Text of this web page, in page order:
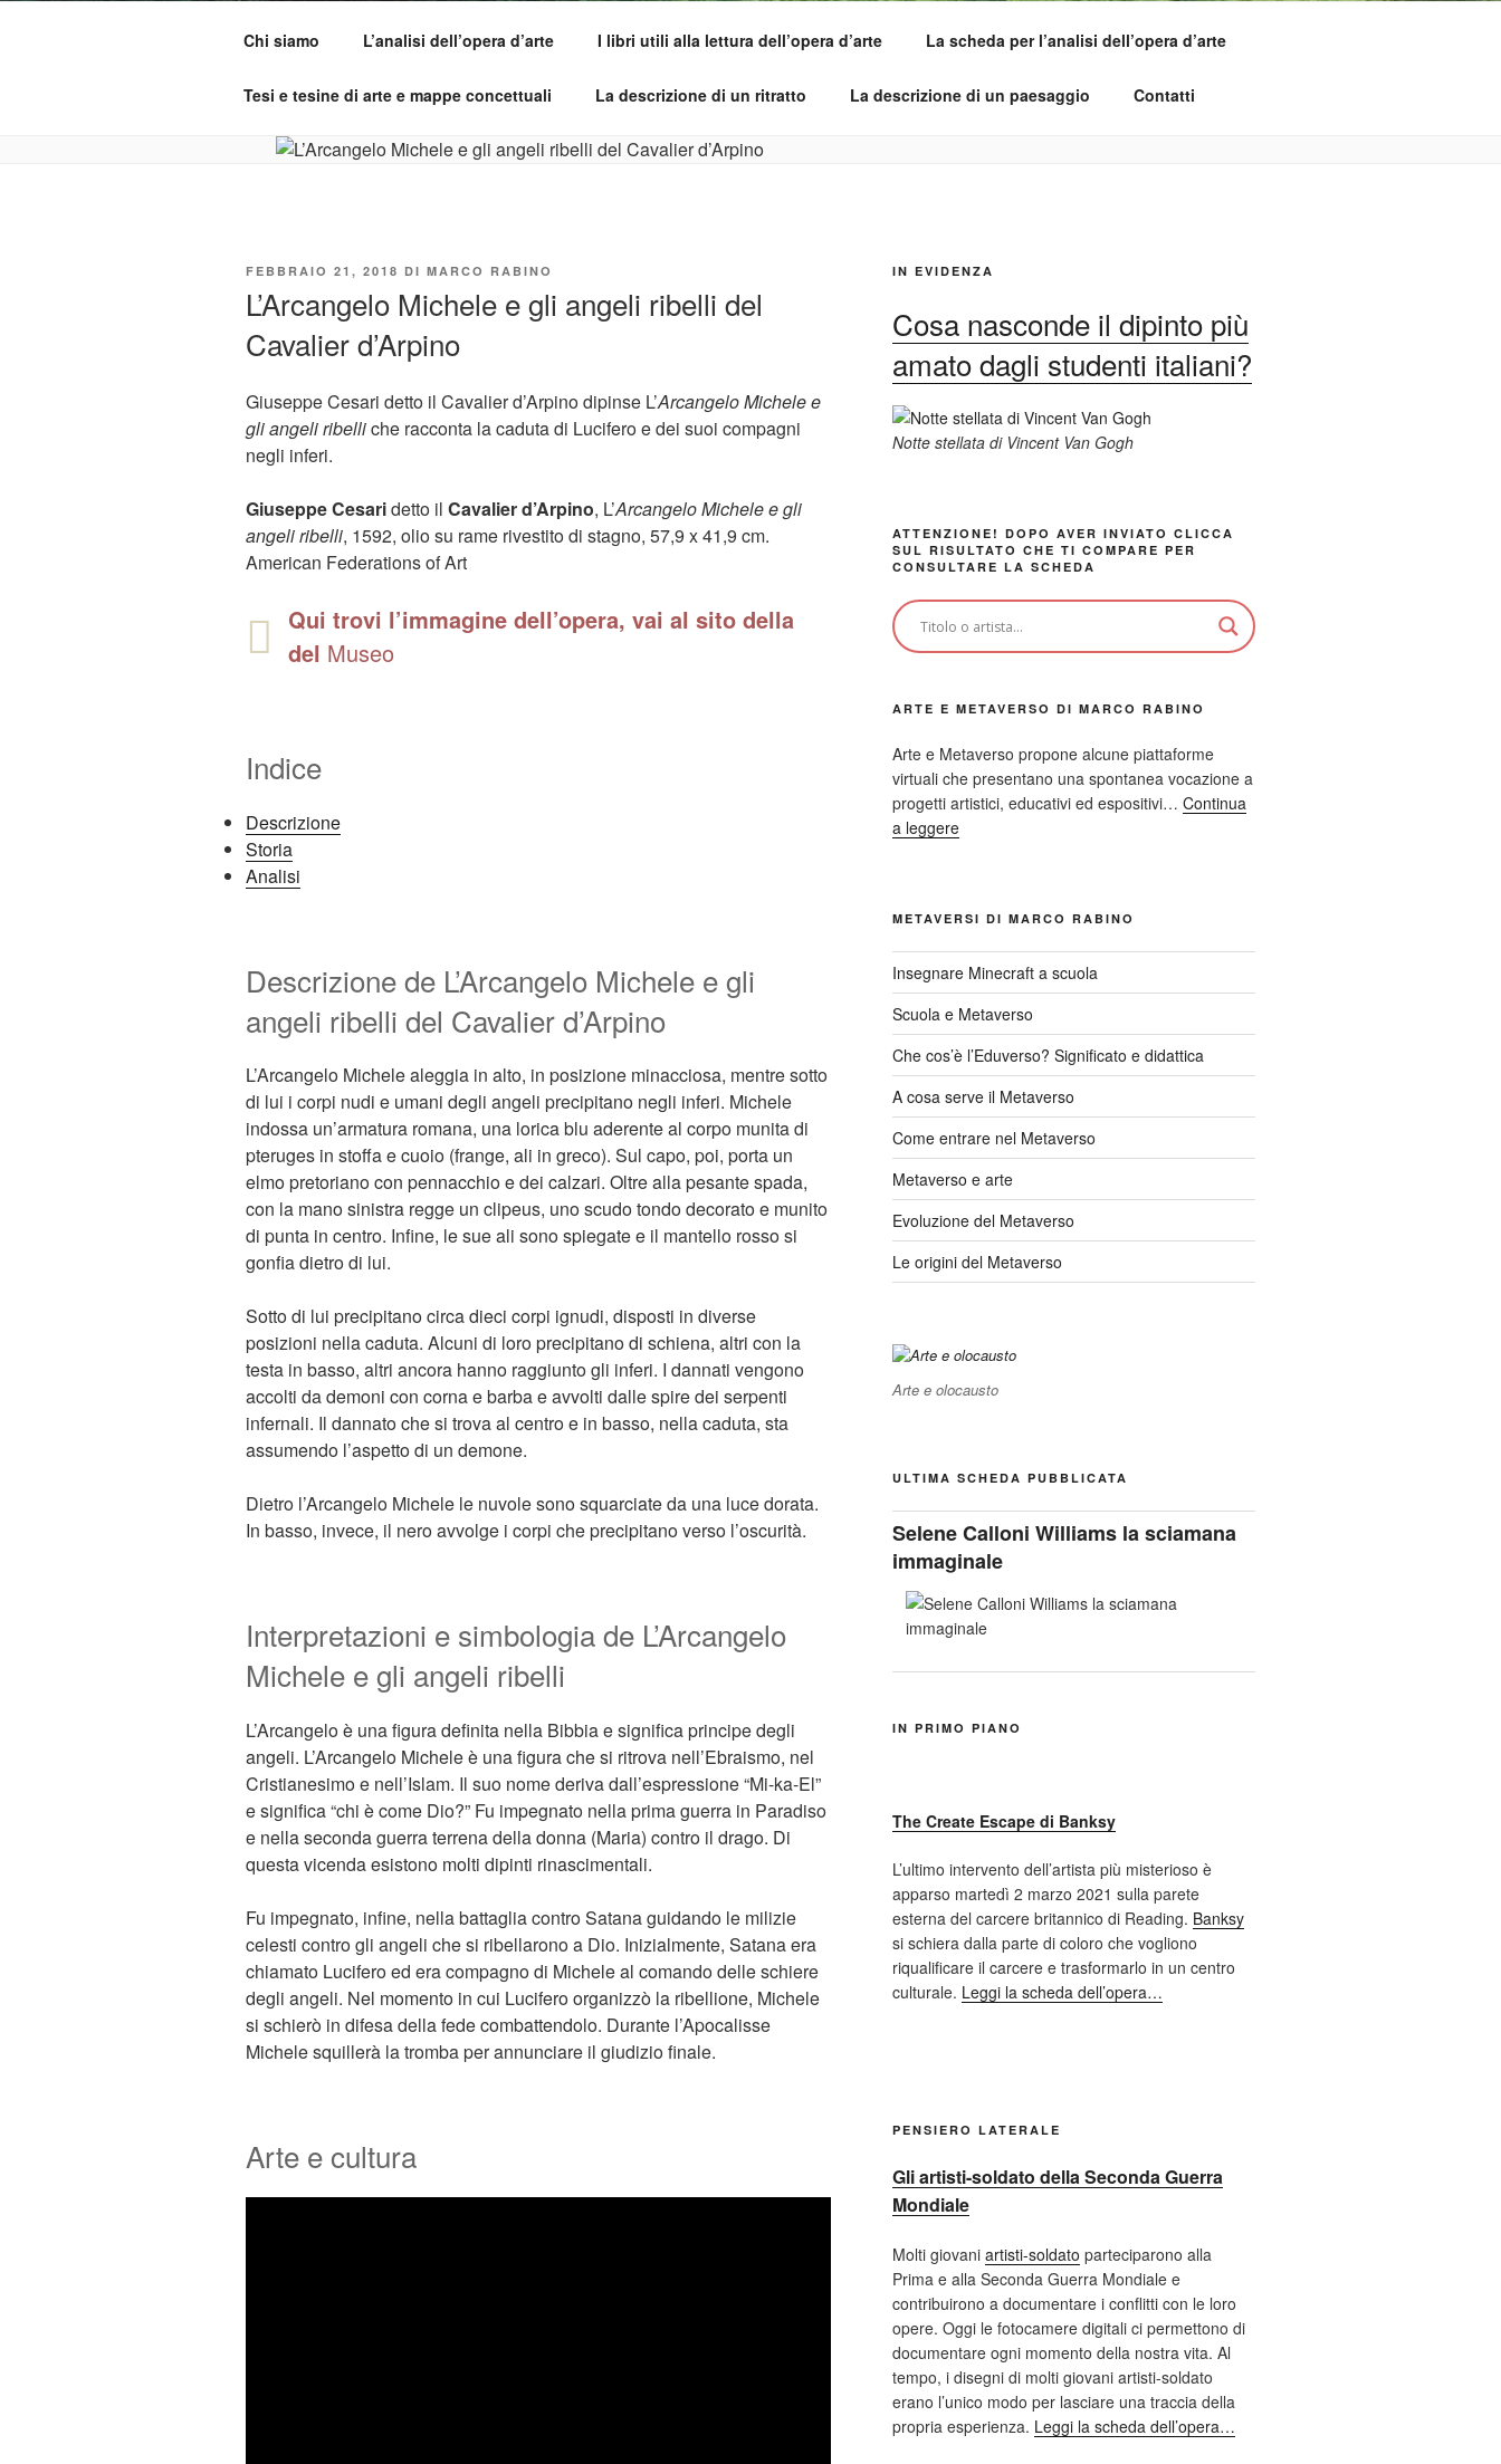
ADO ANALISI DELL'OPERA
Osservare le opere d'arte per capirle e imparare ad amarle
Chi siamo L’analisi dell’opera d’arte I libri utili alla lettura dell’opera d’arte La scheda per l’analisi dell’opera d’arte
Tesi e tesine di arte e mappe concettuali La descrizione di un ritratto La descrizione di un paesaggio Contatti
PUBBLICATO
FEBBRAIO 21, 2018 DI MARCO RABINO
L’Arcangelo Michele e gli angeli ribelli del
Cavalier d’Arpino
Giuseppe Cesari detto il Cavalier d’Arpino dipinse L’Arcangelo Michele e
gli angeli ribelliche racconta la caduta di Lucifero e dei suoi compagni
negli inferi.
Giuseppe Cesaridetto il Cavalier d’Arpino, L’Arcangelo Michele e gli
angeli ribelli, 1592, olio su rame rivestito di stagno, 57,9 x 41,9 cm.
American Federations of Art
Qui trovi l’immagine dell’opera, vai al sito della
del Museo
Indice
Descrizione
Storia
Analisi
Descrizione de L’Arcangelo Michele e gli
angeli ribelli del Cavalier d’Arpino
L’Arcangelo Michele aleggia in alto, in posizione minacciosa, mentre sotto
di lui i corpi nudi e umani degli angeli precipitano negli inferi. Michele
indossa un’armatura romana, una lorica blu aderente al corpo munita di
pteruges in stoffa e cuoio (frange, ali in greco). Sul capo, poi, porta un
elmo pretoriano con pennacchio e dei calzari. Oltre alla pesante spada,
con la mano sinistra regge un clipeus, uno scudo tondo decorato e munito
di punta in centro. Infine, le sue ali sono spiegate e il mantello rosso si
gonfia dietro di lui.
Sotto di lui precipitano circa dieci corpi ignudi, disposti in diverse
posizioni nella caduta. Alcuni di loro precipitano di schiena, altri con la
testa in basso, altri ancora hanno raggiunto gli inferi. I dannati vengono
accolti da demoni con corna e barba e avvolti dalle spire dei serpenti
infernali. Il dannato che si trova al centro e in basso, nella caduta, sta
assumendo l’aspetto di un demone.
Dietro l’Arcangelo Michele le nuvole sono squarciate da una luce dorata.
In basso, invece, il nero avvolge i corpi che precipitano verso l’oscurità.
Interpretazioni e simbologia de L’Arcangelo
Michele e gli angeli ribelli
L’Arcangelo è una figura definita nella Bibbia e significa principe degli
angeli. L’Arcangelo Michele è una figura che si ritrova nell’Ebraismo, nel
Cristianesimo e nell’Islam. Il suo nome deriva dall’espressione “Mi-ka-El”
e significa “chi è come Dio?” Fu impegnato nella prima guerra in Paradiso
e nella seconda guerra terrena della donna (Maria) contro il drago. Di
questa vicenda esistono molti dipinti rinascimentali.
Fu impegnato, infine, nella battaglia contro Satana guidando le milizie
celesti contro gli angeli che si ribellarono a Dio. Inizialmente, Satana era
chiamato Lucifero ed era compagno di Michele al comando delle schiere
degli angeli. Nel momento in cui Lucifero organizzò la ribellione, Michele
si schierò in difesa della fede combattendolo. Durante l’Apocalisse
Michele squillerà la tromba per annunciare il giudizio finale.
Arte e cultura
IN EVIDENZA
Cosa nasconde il dipinto più
amato dagli studenti italiani?
Notte stellata di Vincent Van Gogh
ATTENZIONE! DOPO AVER INVIATO CLICCA
SUL RISULTATO CHE TI COMPARE PER
CONSULTARE LA SCHEDA
ARTE E METAVERSO DI MARCO RABINO
Arte e Metaverso propone alcune piattaforme
virtuali che presentano una spontanea vocazione a
progetti artistici, educativi ed espositivi… Continua
a leggere
METAVERSI DI MARCO RABINO
Insegnare Minecraft a scuola
Scuola e Metaverso
Che cos’è l’Eduverso? Significato e didattica
A cosa serve il Metaverso
Come entrare nel Metaverso
Metaverso e arte
Evoluzione del Metaverso
Le origini del Metaverso
Arte e olocausto
ULTIMA SCHEDA PUBBLICATA
Selene Calloni Williams la sciamana
immaginale
IN PRIMO PIANO
The Create Escape di Banksy
L’ultimo intervento dell’artista più misterioso è
apparso martedì 2 marzo 2021 sulla parete
esterna del carcere britannico di Reading. Banksy
si schiera dalla parte di coloro che vogliono
riqualificare il carcere e trasformarlo in un centro
culturale. Leggi la scheda dell’opera…
PENSIERO LATERALE
Gli artisti-soldato della Seconda Guerra
Mondiale
Molti giovani artisti-soldato parteciparono alla
Prima e alla Seconda Guerra Mondiale e
contribuirono a documentare i conflitti con le loro
opere. Oggi le fotocamere digitali ci permettono di
documentare ogni momento della nostra vita. Al
tempo, i disegni di molti giovani artisti-soldato
erano l’unico modo per lasciare una traccia della
propria esperienza. Leggi la scheda dell’opera…